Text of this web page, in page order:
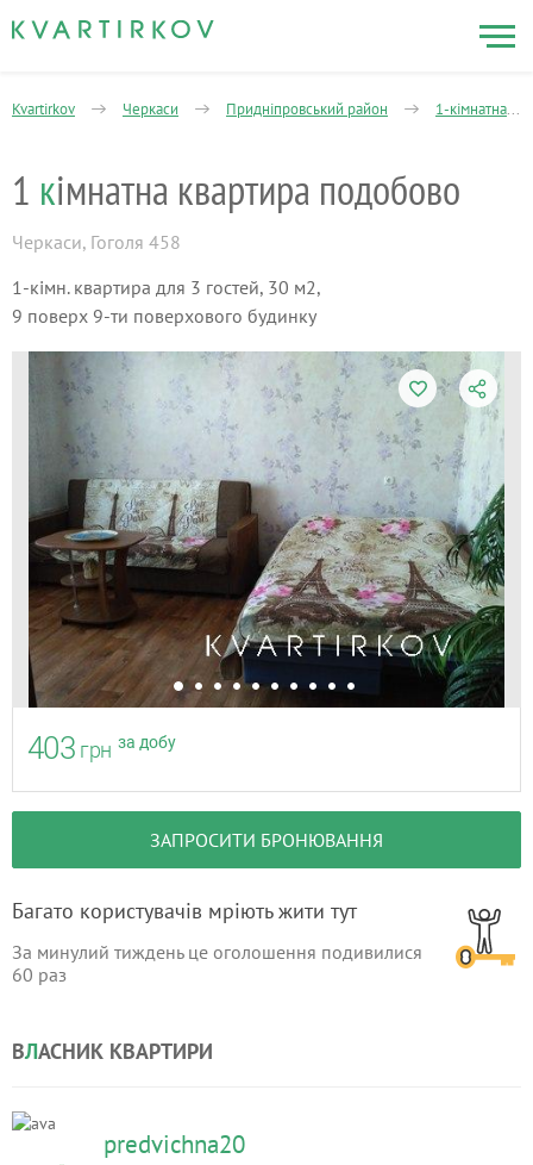
Kvartirkov Черкаси Придніпровський район 1-кімнатна
1 кімнатна квартира подобово
Черкаси, Гоголя 458
1-кімн. квартира для 3 гостей, 30 м2,
9 поверх 9-ти поверхового будинку
403 грн за добу
ЗАПРОСИТИ БРОНЮВАННЯ
Багато користувачів мріють жити тут
За минулий тиждень це оголошення подивилися
60 раз
ВЛАСНИК КВАРТИРИ
predvichna20